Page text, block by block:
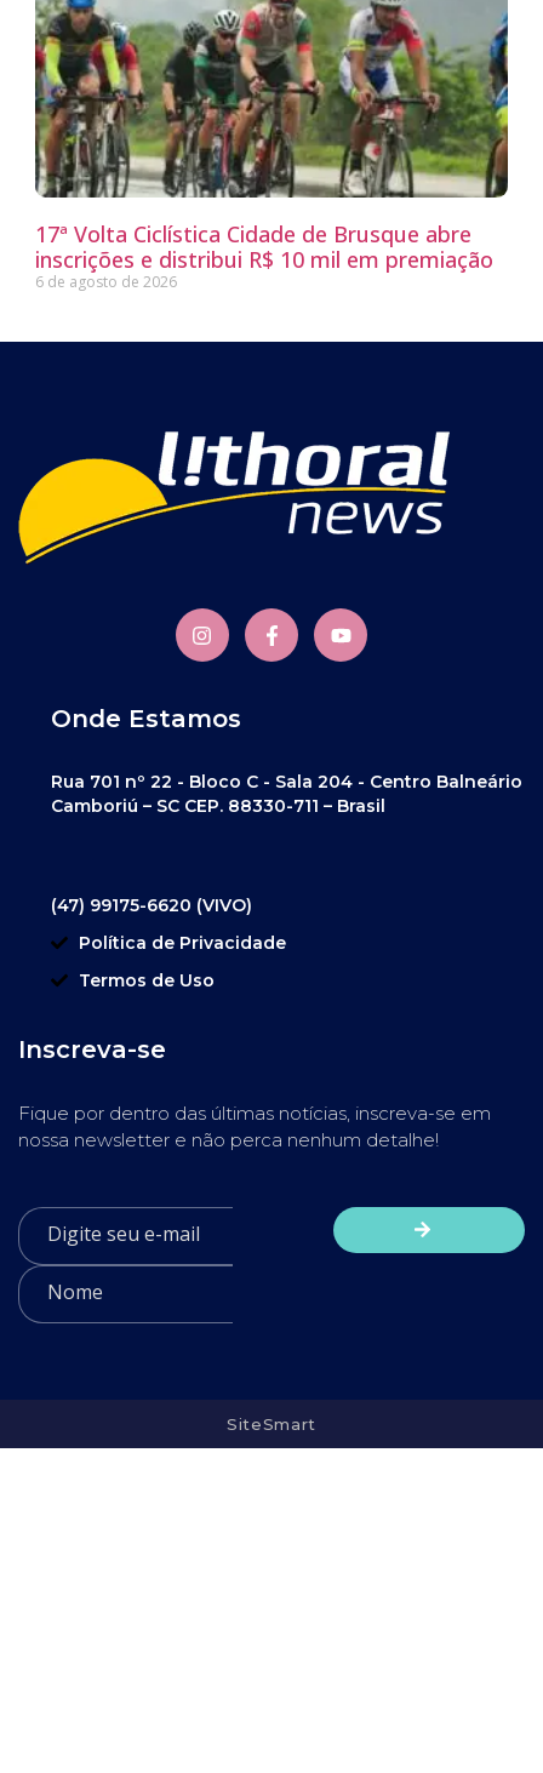
17ª Volta Ciclística Cidade de Brusque abre
inscrições e distribui R$ 10 mil em premiação
6 de agosto de 2026
Onde Estamos
Rua 701 nº 22 - Bloco C - Sala 204 - Centro Balneário
Camboriú – SC CEP. 88330-711 – Brasil
(47) 99175-6620 (VIVO)
Política de Privacidade
Termos de Uso
Inscreva-se
Fique por dentro das últimas notícias, inscreva-se em
nossa newsletter e não perca nenhum detalhe!
SiteSmart